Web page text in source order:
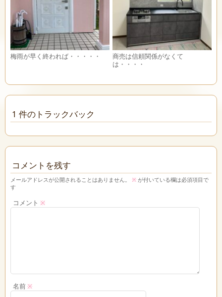
梅雨が早く終われば・・・・・
商売は信頼関係がなくて
は・・・・
1 件のトラックバック
コメントを残す
メールアドレスが公開されることはありません。 ※ が付いている欄は必須項目で
す
コメント ※
名前※